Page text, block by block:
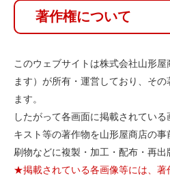
著作権について
このウェブサイトは株式会社山形
ます）が所有・運営しており、そ
ます。
したがって各画面に掲載されてい
キスト等の著作物を山形屋商店の
刷物などに複製・加工・配布・再出
★掲載されている各画像等には、著